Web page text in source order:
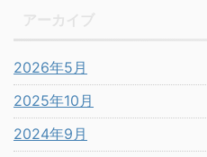
2026年5月
2025年10月
2024年9月